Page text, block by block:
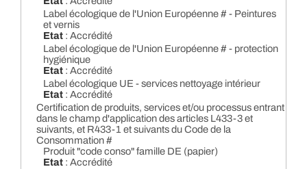
Label écologique de l'Union Européenne # - Peintures
et vernis
Etat : Accrédité
Label écologique de l'Union Européenne # - protection
hygiénique
Etat : Accrédité
Label écologique UE - services nettoyage intérieur
Etat : Accrédité
Certification de produits, services et/ou processus entrant
dans le champ d'application des articles L433-3 et
suivants, et R433-1 et suivants du Code de la
Consommation #
Produit "code conso" famille DE (papier)
Etat : Accrédité